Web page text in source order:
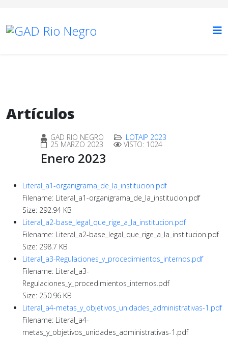
Artículos
GAD RIO NEGRO LOTAIP 2023
25 MARZO 2023 VISTO: 1024
Enero 2023
Literal_a1-organigrama_de_la_institucion.pdf
Filename: Literal_a1-organigrama_de_la_institucion.pdf
Size: 292.94 KB
Literal_a2-base_legal_que_rige_a_la_institucion.pdf
Filename: Literal_a2-base_legal_que_rige_a_la_institucion.pdf
Size: 298.7 KB
Literal_a3-Regulaciones_y_procedimientos_internos.pdf
Filename: Literal_a3-
Regulaciones_y_procedimientos_internos.pdf
Size: 250.96 KB
Literal_a4-metas_y_objetivos_unidades_administrativas-1.pdf
Filename: Literal_a4-
metas_y_objetivos_unidades_administrativas-1.pdf